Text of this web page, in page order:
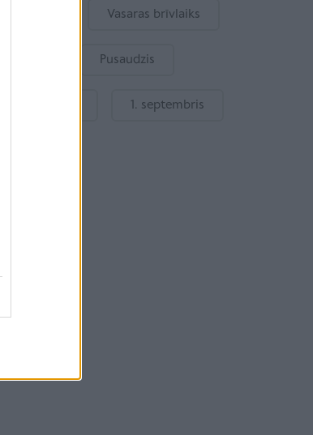
emocijas Vasaras brīvlaiks
drošība Pusaudzis
skolai 1. septembris